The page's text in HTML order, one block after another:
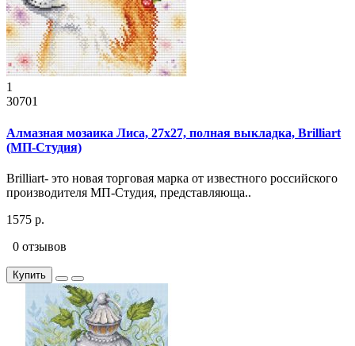
1
30701
Алмазная мозаика Лиса, 27x27, полная выкладка, Brilliart
(МП-Студия)
Brilliart- это новая торговая марка от известного российского
производителя МП-Студия, представляюща..
1575 р.
0 отзывов
Купить